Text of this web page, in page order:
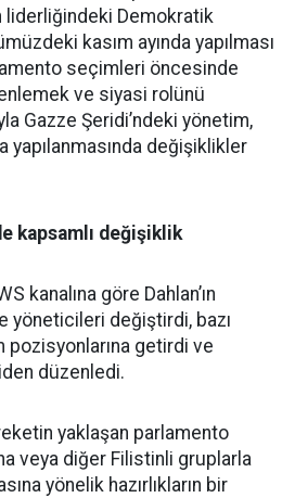
liderliğindeki Demokratik
kasım ayında yapılması
seçimleri öncesinde
ve siyasi rolünü
Gazze Şeridi’ndeki yönetim,
yapılanmasında değişiklikler
kapsamlı değişiklik
kanalına göre Dahlan’ın
yöneticileri değiştirdi, bazı
pozisyonlarına getirdi ve
düzenledi.
yaklaşan parlamento
veya diğer Filistinli gruplarla
yönelik hazırlıkların bir